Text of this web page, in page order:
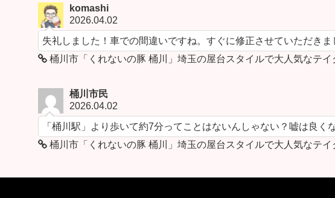
komashi
2026.04.02
失礼しました！車での間違いですね。すぐに修正させていただきま
桶川市「くれないの豚 桶川」埼玉の屋台スタイルで大人気なテ
桶川市民
2026.04.02
「桶川駅」より歩いて約7分ってことはないんしゃない？嘘は良く
桶川市「くれないの豚 桶川」埼玉の屋台スタイルで大人気なテ